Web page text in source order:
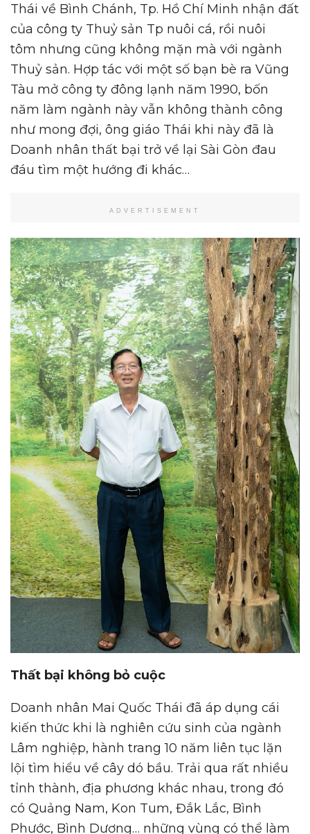
Thái về Bình Chánh, Tp. Hồ Chí Minh nhận đất
của công ty Thuỷ sản Tp nuôi cá, rồi nuôi
tôm nhưng cũng không mặn mà với ngành
Thuỷ sản. Hợp tác với một số bạn bè ra Vũng
Tàu mở công ty đông lạnh năm 1990, bốn
năm làm ngành này vẫn không thành công
như mong đợi, ông giáo Thái khi này đã là
Doanh nhân thất bại trở về lại Sài Gòn đau
đáu tìm một hướng đi khác…
ADVERTISEMENT
Thất bại không bỏ cuộc
Doanh nhân Mai Quốc Thái đã áp dụng cái
kiến thức khi là nghiên cứu sinh của ngành
Lâm nghiệp, hành trang 10 năm liên tục lặn
lội tìm hiểu về cây dó bầu. Trải qua rất nhiều
tỉnh thành, địa phương khác nhau, trong đó
có Quảng Nam, Kon Tum, Đắk Lắc, Bình
Phước, Bình Dương… những vùng có thể làm